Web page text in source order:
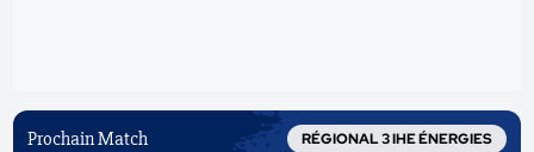
Prochain Match RÉGIONAL 3 IHE ÉNERGIES